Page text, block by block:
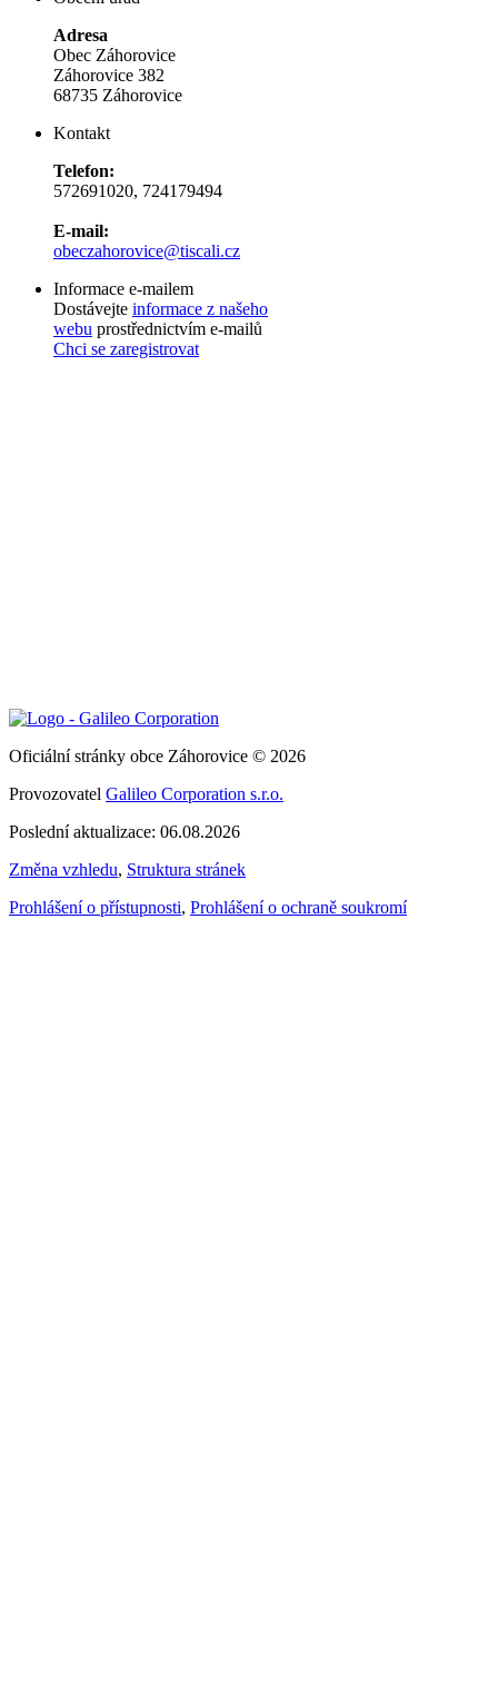
Adresa
Obec Záhorovice
Záhorovice 382
68735 Záhorovice
Kontakt
Telefon:
572691020, 724179494
E-mail:
obeczahorovice@tiscali.cz
Informace e-mailem
Dostávejte informace z našeho
webu prostřednictvím e-mailů
Chci se zaregistrovat
Oficiální stránky obce Záhorovice © 2026
Provozovatel Galileo Corporation s.r.o.
Poslední aktualizace: 06.08.2026
Změna vzhledu, Struktura stránek
Prohlášení o přístupnosti, Prohlášení o ochraně soukromí